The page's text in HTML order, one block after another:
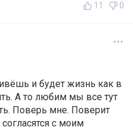
11 0
и будет жизнь как в
А то любим мы все тут
Поверь мне. Поверит
с моим